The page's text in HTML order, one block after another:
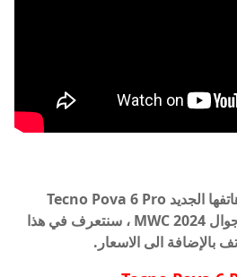
عن هاتفها الجديد Tecno Pova 6 Pro
في المؤتمر العالمي للجوال MWC 2024 ، سنتعرف في هذا
الى الاسعار.